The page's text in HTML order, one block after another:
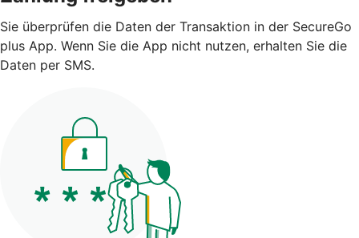
Sie überprüfen die Daten der Transaktion in der SecureGo
plus App. Wenn Sie die App nicht nutzen, erhalten Sie die
Daten per SMS.